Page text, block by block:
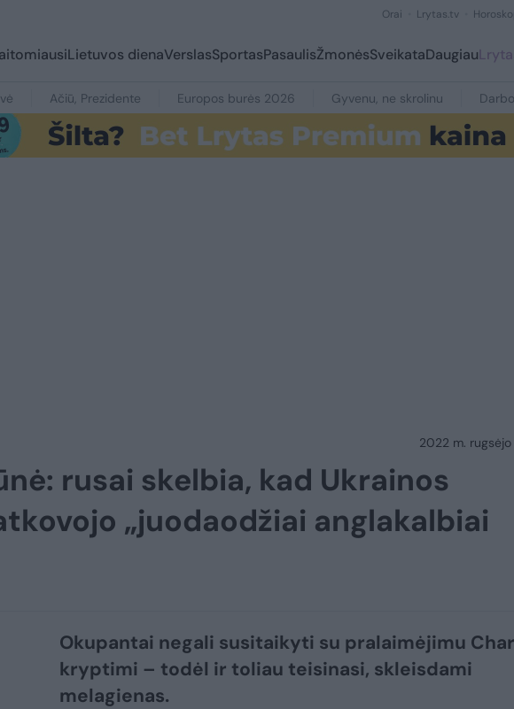
Orai Lrytas.tv
Lietuvos dienaVerslasSportasPasaulisŽmonėsSveikataDaugiau
Ačiū, Prezidente Europos burės 2026 Gyvenu, ne skrolinu
2022 m. rugsėjo
rusai skelbia, kad Ukrainos
„juodaodžiai anglakalbiai
Okupantai negali susitaikyti su pralaimėjimu
kryptimi – todėl ir toliau teisinasi, skleisdami
melagienas.